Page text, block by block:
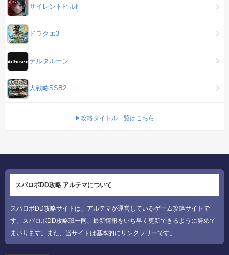
サイレントヒルf
ドラクエ3
デルタルーン
大戦略SSB2
▶攻略タイトル一覧はこちら
スパロボDD攻略 アルテマについて
スパロボDD攻略サイトは、アルテマが運営しているゲーム攻略サイトで
す。スパロボDD攻略班一同、最新情報をいち早く更新できるように努めて
まいります。また、当サイトは基本的にリンクフリーです。